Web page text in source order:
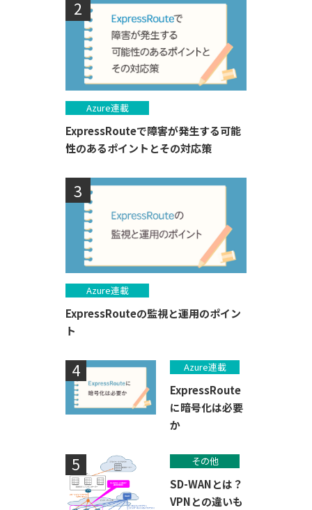
Azure連載
ExpressRouteで障害が発生する可能
性のあるポイントとその対応策
Azure連載
ExpressRouteの監視と運用のポイン
ト
Azure連載
ExpressRoute
に暗号化は必要
か
その他
SD-WANとは？
VPNとの違いも